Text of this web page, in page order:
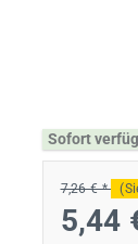
Sofort
7,26 € *
5,44